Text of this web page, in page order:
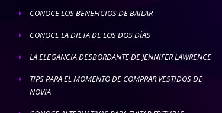
E CONOCE LOS BENEFICIOS DE BAILAR
E CONOCE LA DIETA DE LOS DOS DÍAS
E LA ELEGANCIA DESBORDANTE DE JENNIFER LAWRENCE
E
TIPS PARA EL MOMENTO DE COMPRAR VESTIDOS DE
NOVIA